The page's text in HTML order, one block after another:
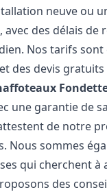
neuve ou
des délais de
Nos tarifs
des devis
une garantie de
de notre
Nous sommes
qui cherchent à
des